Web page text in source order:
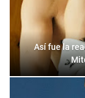
Así fue la